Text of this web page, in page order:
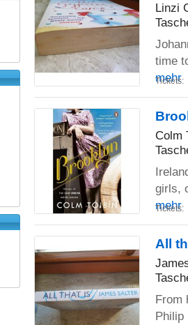
Linzi
time
mehr
Tickets:
Colm
girls,
mehr
Tickets:
All
From
Philip